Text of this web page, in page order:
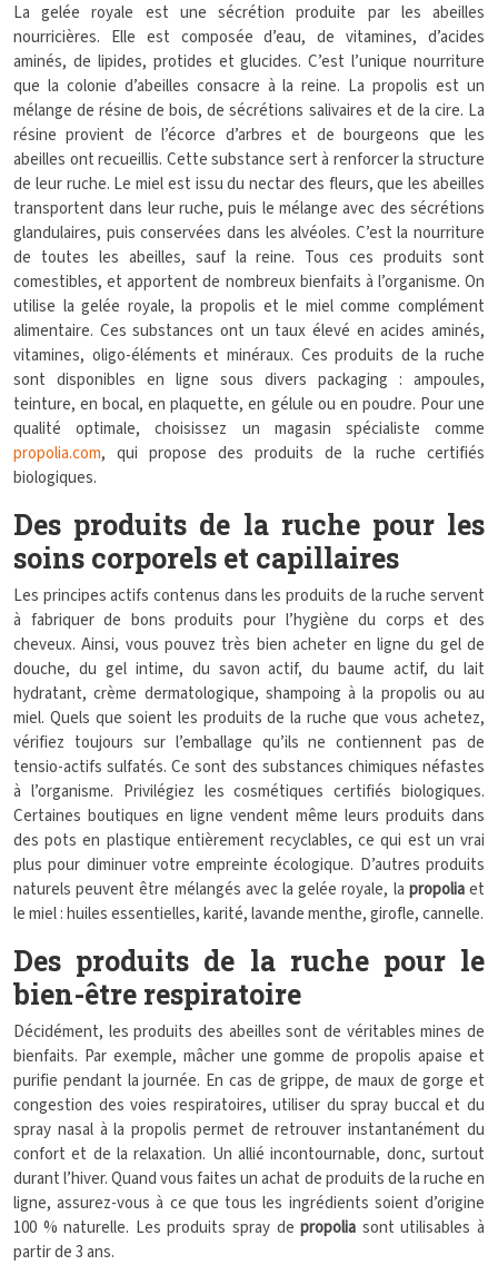
La gelée royale est une sécrétion produite par les abeilles
nourricières. Elle est composée d’eau, de vitamines, d’acides
aminés, de lipides, protides et glucides. C’est l’unique nourriture
que la colonie d’abeilles consacre à la reine. La propolis est un
mélange de résine de bois, de sécrétions salivaires et de la cire. La
résine provient de l’écorce d’arbres et de bourgeons que les
abeilles ont recueillis. Cette substance sert à renforcer la structure
de leur ruche. Le miel est issu du nectar des fleurs, que les abeilles
transportent dans leur ruche, puis le mélange avec des sécrétions
glandulaires, puis conservées dans les alvéoles. C’est la nourriture
de toutes les abeilles, sauf la reine. Tous ces produits sont
comestibles, et apportent de nombreux bienfaits à l’organisme. On
utilise la gelée royale, la propolis et le miel comme complément
alimentaire. Ces substances ont un taux élevé en acides aminés,
vitamines, oligo-éléments et minéraux. Ces produits de la ruche
sont disponibles en ligne sous divers packaging : ampoules,
teinture, en bocal, en plaquette, en gélule ou en poudre. Pour une
qualité optimale, choisissez un magasin spécialiste comme
propolia.com, qui propose des produits de la ruche certifiés
biologiques.
Des produits de la ruche pour les
soins corporels et capillaires
Les principes actifs contenus dans les produits de la ruche servent
à fabriquer de bons produits pour l’hygiène du corps et des
cheveux. Ainsi, vous pouvez très bien acheter en ligne du gel de
douche, du gel intime, du savon actif, du baume actif, du lait
hydratant, crème dermatologique, shampoing à la propolis ou au
miel. Quels que soient les produits de la ruche que vous achetez,
vérifiez toujours sur l’emballage qu’ils ne contiennent pas de
tensio-actifs sulfatés. Ce sont des substances chimiques néfastes
à l’organisme. Privilégiez les cosmétiques certifiés biologiques.
Certaines boutiques en ligne vendent même leurs produits dans
des pots en plastique entièrement recyclables, ce qui est un vrai
plus pour diminuer votre empreinte écologique. D’autres produits
naturels peuvent être mélangés avec la gelée royale, la propoliaet
le miel : huiles essentielles, karité, lavande menthe, girofle, cannelle.
Des produits de la ruche pour le
bien-être respiratoire
Décidément, les produits des abeilles sont de véritables mines de
bienfaits. Par exemple, mâcher une gomme de propolis apaise et
purifie pendant la journée. En cas de grippe, de maux de gorge et
congestion des voies respiratoires, utiliser du spray buccal et du
spray nasal à la propolis permet de retrouver instantanément du
confort et de la relaxation. Un allié incontournable, donc, surtout
durant l’hiver. Quand vous faites un achat de produits de la ruche en
ligne, assurez-vous à ce que tous les ingrédients soient d’origine
100 % naturelle. Les produits spray depropolia sont utilisables à
partir de 3 ans.